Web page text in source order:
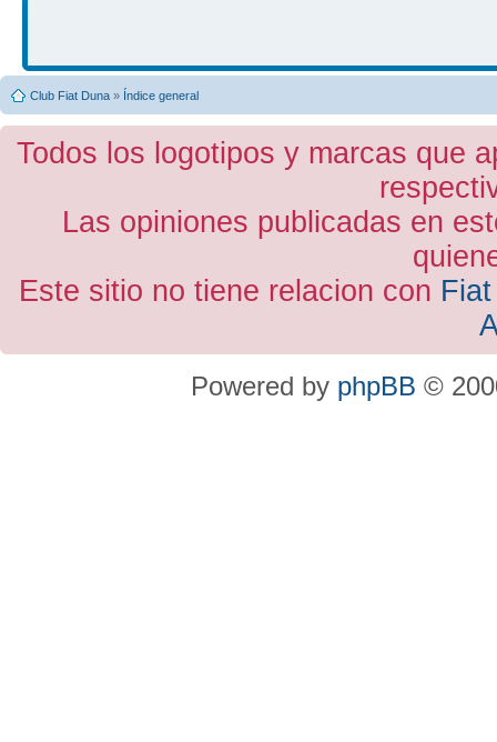
Club Fiat Duna » Índice general
Todos los logotipos y marcas que
Las opiniones publicadas en
Este sitio no tiene relacion con
Powered by phpBB ©